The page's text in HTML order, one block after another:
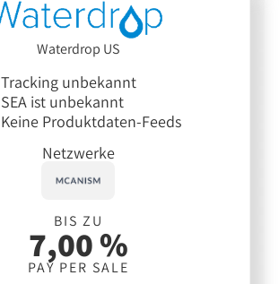
Waterdrop US
Tracking unbekannt
SEA ist unbekannt
Keine Produktdaten-Feeds
Netzwerke
BIS ZU
7,00 %
PAY PER SALE